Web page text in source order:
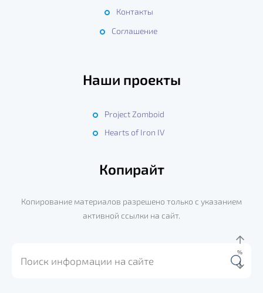
Контакты
Соглашение
Наши проекты
Project Zomboid
Hearts of Iron IV
Копирайт
Копирование материалов разрешено только с указанием
активной ссылки на сайт.
%